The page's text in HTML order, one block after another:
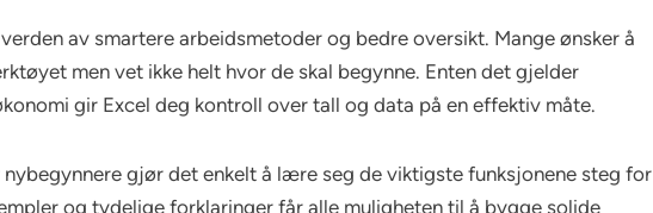
av smartere arbeidsmetoder og bedre oversikt. Mange ønsker å
men vet ikke helt hvor de skal begynne. Enten det gjelder
gir Excel deg kontroll over tall og data på en effektiv måte.
gjør det enkelt å lære seg de viktigste funksjonene steg for
og tydelige forklaringer får alle muligheten til å bygge solide